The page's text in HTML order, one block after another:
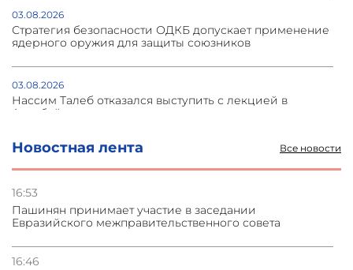
Новостная лента Все новости
16:53
Пашинян принимает участие в заседании
Евразийского межправительственного совета
16:46
03.08.2026
Стратегия безопасности ОДКБ допускает применение
ядерного оружия для защиты союзников
03.08.2026
Нассим Талеб отказался выступить с лекцией в
Азербайджане
31.07.2026
Сотрудничество и очереди – детали визита главы
31.07.2026